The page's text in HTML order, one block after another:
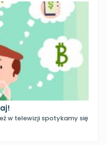
w telewizji spotykamy się